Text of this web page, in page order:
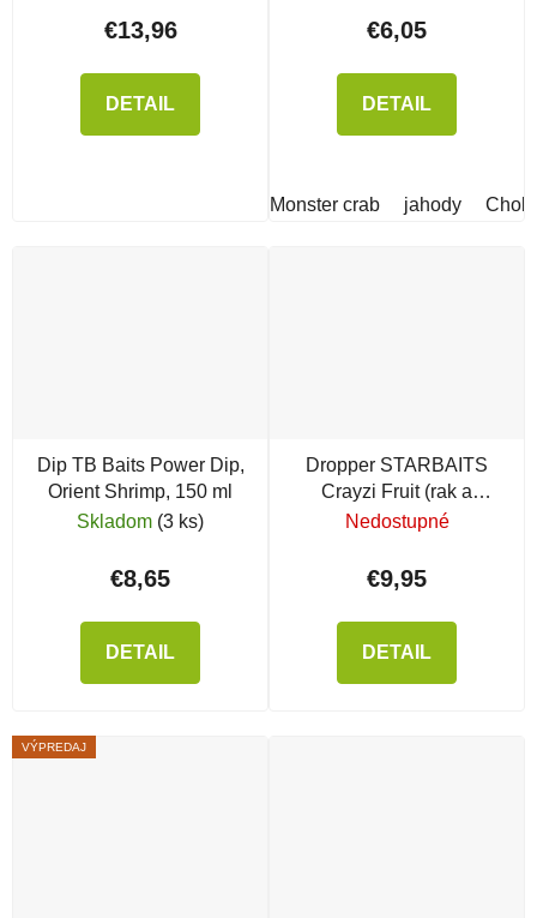
€13,96
DETAIL
€6,05
DETAIL
Monster crab jahody
Dip TB Baits Power Dip,
Orient Shrimp, 150 ml
Skladom (3 ks)
€8,65
DETAIL
Dropper STARBAITS
Crayzi Fruit (rak a
ovocie)
Nedostupné
€9,95
DETAIL
VÝPREDAJ